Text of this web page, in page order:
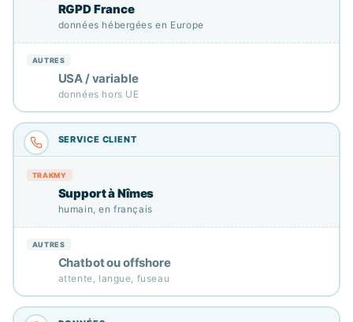
RGPD France
données hébergées en Europe
USA / variable
données hors UE
Support à Nîmes
humain, en français
Chatbot ou offshore
attente, langue, fuseau